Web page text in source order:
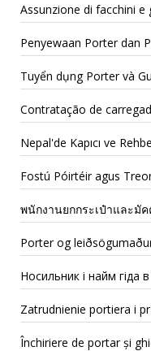
Assunzione di facchini e
Penyewaan Porter dan
Tuyển dụng Porter và
Contratação de
Nepal'de Kapıcı ve
Fostú Póirtéir agus
พนักงานยกกระเป๋าและมั
Porter og
Носильник і найм гіда
Zatrudnienie portiera i
Închiriere de portar și